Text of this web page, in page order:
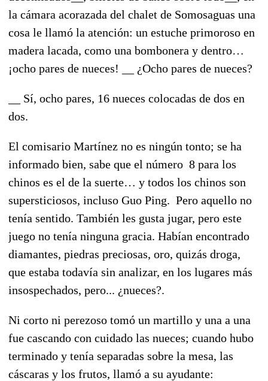
la cámara acorazada del chalet de Somosaguas una
cosa le llamó la atención: un estuche primoroso en
madera lacada, como una bombonera y dentro…
¡ocho pares de nueces! __ ¿Ocho pares de nueces?
__ Sí, ocho pares, 16 nueces colocadas de dos en
dos.
El comisario Martínez no es ningún tonto; se ha
informado bien, sabe que el número 8 para los
chinos es el de la suerte… y todos los chinos son
supersticiosos, incluso Guo Ping. Pero aquello no
tenía sentido. También les gusta jugar, pero este
juego no tenía ninguna gracia. Habían encontrado
diamantes, piedras preciosas, oro, quizás droga,
que estaba todavía sin analizar, en los lugares más
insospechados, pero... ¿nueces?.
Ni corto ni perezoso tomó un martillo y una a una
fue cascando con cuidado las nueces; cuando hubo
terminado y tenía separadas sobre la mesa, las
cáscaras y los frutos, llamó a su ayudante: